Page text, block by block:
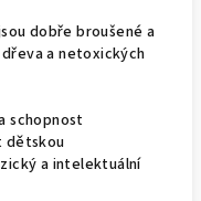
dobře broušené a
a netoxických
schopnost
dětskou
a intelektuální